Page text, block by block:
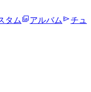
タムphoto_libraryアルバム sendチュ